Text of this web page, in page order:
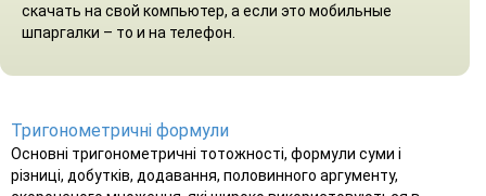
скачать на свой компьютер, а если это мобильные
шпаргалки – то и на телефон.
Тригонометричні формули
Основні тригонометричні тотожності, формули суми і
різниці, добутків, додавання, половинного аргументу,